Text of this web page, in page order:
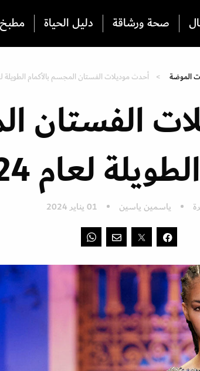
صحة ورشاقة دليل الحياة مطبخ
الموضة أحدث موديلات الفستان المجسم بالأكمام الطويلة لعام
الفستان
لعام 2024
ياسمين ياسين 01 يناير 2024